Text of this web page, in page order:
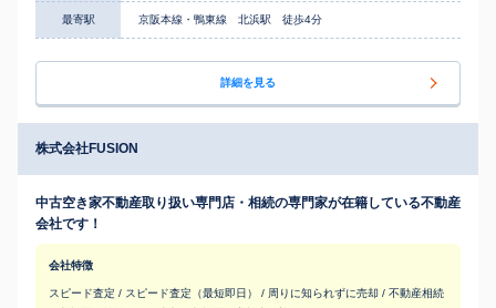
最寄駅 京阪本線・鴨東線 北浜駅 徒歩4分
詳細を見る
株式会社FUSION
中古空き家不動産取り扱い専門店・相続の専門家が在籍している不動産
会社です！
会社特徴
スピード査定 / スピード査定（最短即日） / 周りに知られずに売却 / 不動産相続